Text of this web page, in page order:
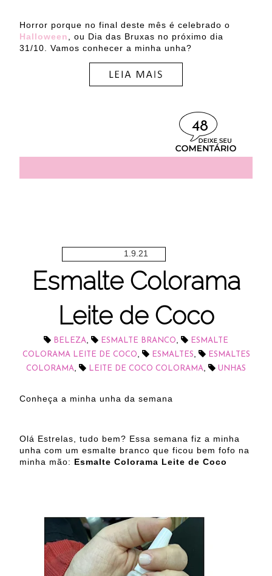
Horror porque no final deste mês é celebrado o
Halloween
, ou Dia das Bruxas no próximo dia
31/10. Vamos conhecer a minha unha?
48
1.9.21
Esmalte Colorama
Leite de Coco
BELEZA ESMALTE BRANCO
ESMALTE
COLORAMA LEITE DE COCO
ESMALTES
ESMALTES
COLORAMA
LEITE DE COCO COLORAMA UNHAS
Conheça a minha unha da semana
Olá Estrelas, tudo bem? Essa semana fiz a minha
unha com um esmalte branco que ficou bem fofo na
minha mão: Esmalte Colorama Leite de Coco